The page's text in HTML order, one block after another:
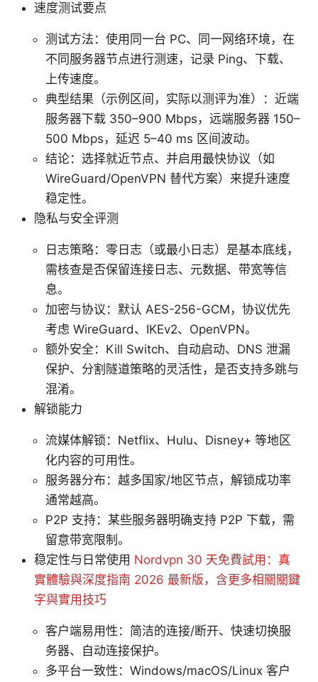
速度测试要点
测试方法：使用同一台 PC、同一网络环境，在
不同服务器节点进行测速，记录 Ping、下载、
上传速度。
典型结果（示例区间，实际以测评为准）：近端
服务器下载 350–900 Mbps，远端服务器 150–
500 Mbps，延迟 5–40 ms 区间波动。
结论：选择就近节点、并启用最快协议（如
WireGuard/OpenVPN 替代方案）来提升速度
稳定性。
隐私与安全评测
日志策略：零日志（或最小日志）是基本底线，
需核查是否保留连接日志、元数据、带宽等信
息。
加密与协议：默认 AES-256-GCM，协议优先
考虑 WireGuard、IKEv2、OpenVPN。
额外安全：Kill Switch、自动启动、DNS 泄漏
保护、分割隧道策略的灵活性，是否支持多跳与
混淆。
解锁能力
流媒体解锁：Netflix、Hulu、Disney+ 等地区
化内容的可用性。
服务器分布：越多国家/地区节点，解锁成功率
通常越高。
P2P 支持：某些服务器明确支持 P2P 下载，需
留意带宽限制。
稳定性与日常使用 Nordvpn 30 天免費試用：真
實體驗與深度指南 2026 最新版，含更多相關關鍵
字與實用技巧
客户端易用性：简洁的连接/断开、快速切换服
务器、自动连接保护。
多平台一致性：Windows/macOS/Linux 客户